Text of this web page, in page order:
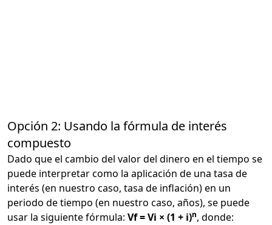
Opción 2: Usando la fórmula de interés
compuesto
Dado que el cambio del valor del dinero en el tiempo se
puede interpretar como la aplicación de una tasa de
interés (en nuestro caso, tasa de inflación) en un
periodo de tiempo (en nuestro caso, años), se puede
usar la siguiente fórmula: Vf = Vi × (1 + i)n, donde: